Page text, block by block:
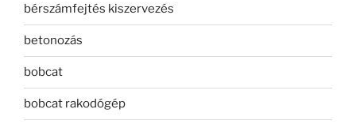
bérszámfejtés kiszervezés
betonozás
bobcat
bobcat rakodógép